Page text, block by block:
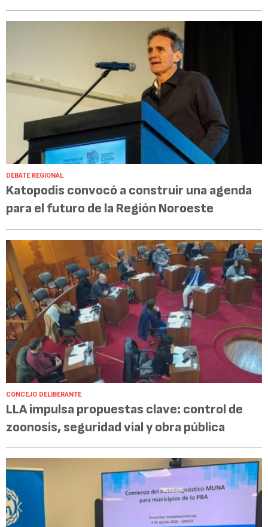
DEBATE REGIONAL
Katopodis convocó a construir una agenda
para el futuro de la Región Noroeste
CONCEJO DELIBERANTE
LLA impulsa propuestas clave: control de
zoonosis, seguridad vial y obra pública